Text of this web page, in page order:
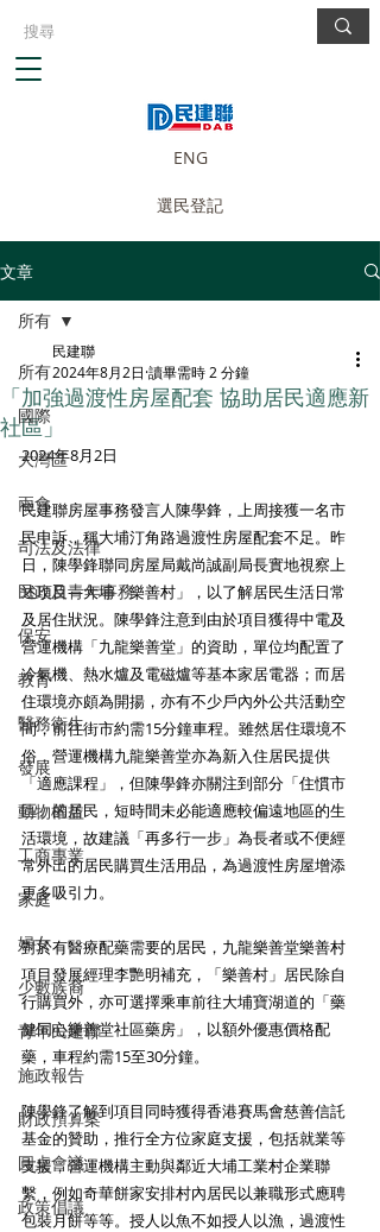
ENG
選民登記
文章
所有
國際
大灣區
兩會
司法及法律
民政及青年事務
保安
教育
醫務衛生
發展
動物權益
工商專業
家庭
婦女
少數族裔
青年民建聯
施政報告
財政預算案
圓桌會議
政策倡議
所有
「加強過渡性房屋配套 協助居民適應新
社區」
民建聯
2024年8月2日 讀畢需時 2 分鐘
2024年8月2日
民建聯房屋事務發言人陳學鋒，上周接獲一名市
民申訴，稱大埔汀角路過渡性房屋配套不足。昨
日，陳學鋒聯同房屋局戴尚誠副局長實地視察上
述項目—大埔「樂善村」，以了解居民生活日常
及居住狀況。陳學鋒注意到由於項目獲得中電及
營運機構「九龍樂善堂」的資助，單位均配置了
冷氣機、熱水爐及電磁爐等基本家居電器；而居
住環境亦頗為開揚，亦有不少戶內外公共活動空
間，前往街市約需15分鐘車程。雖然居住環境不
俗，營運機構九龍樂善堂亦為新入住居民提供
「適應課程」，但陳學鋒亦關注到部分「住慣市
區」的居民，短時間未必能適應較偏遠地區的生
活環境，故建議「再多行一步」為長者或不便經
常外出的居民購買生活用品，為過渡性房屋增添
更多吸引力。
對於有醫療配藥需要的居民，九龍樂善堂樂善村
項目發展經理李艷明補充，「樂善村」居民除自
行購買外，亦可選擇乘車前往大埔寶湖道的「藥
健同心樂善堂社區藥房」，以額外優惠價格配
藥，車程約需15至30分鐘。
陳學鋒了解到項目同時獲得香港賽馬會慈善信託
基金的贊助，推行全方位家庭支援，包括就業等
支援，營運機構主動與鄰近大埔工業村企業聯
繫，例如奇華餅家安排村內居民以兼職形式應聘
包裝月餅等等。授人以魚不如授人以漁，過渡性